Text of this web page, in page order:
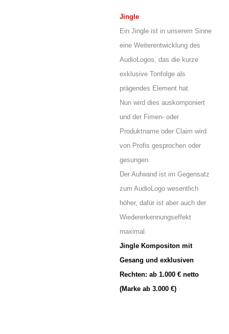
Jingle
Ein Jingle ist in unserem Sinne
eine Weiterentwicklung des
AudioLogos, das die kurze
exklusive Tonfolge als
prägendes Element hat.
Nun wird dies auskomponiert
und der Fimen- oder
Produktname oder Claim wird
von Profis gesprochen oder
gesungen.
Der Aufwand ist im Gegensatz
zum AudioLogo wesentlich
höher, dafür ist aber auch der
Wiedererkennungseffekt
maximal.
Jingle Kompositon mit
Gesang und exklusiven
Rechten: ab 1.000 € netto
(Marke ab 3.000 €)